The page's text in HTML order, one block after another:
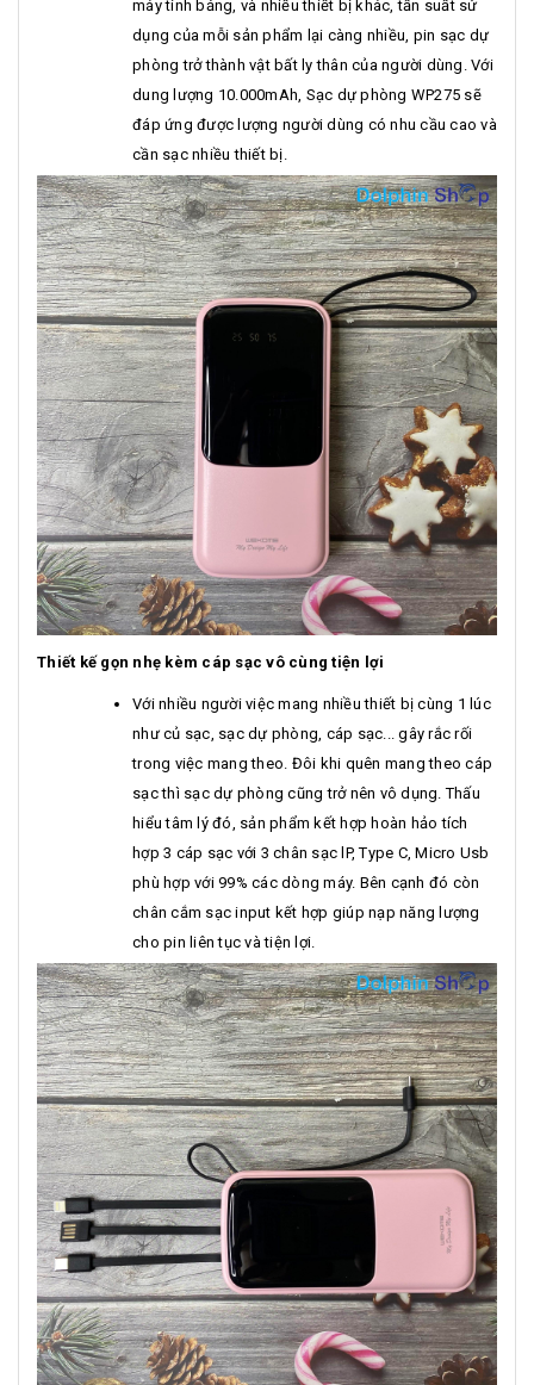
máy tính bảng, và nhiều thiết bị khác, tần suất sử
dụng của mỗi sản phẩm lại càng nhiều, pin sạc dự
phòng trở thành vật bất ly thân của người dùng. Với
dung lượng 10.000mAh, Sạc dự phòng WP275 sẽ
đáp ứng được lượng người dùng có nhu cầu cao và
cần sạc nhiều thiết bị.
Thiết kế gọn nhẹ kèm cáp sạc vô cùng tiện lợi
Với nhiều người việc mang nhiều thiết bị cùng 1 lúc
như củ sạc, sạc dự phòng, cáp sạc... gây rắc rối
trong việc mang theo. Đôi khi quên mang theo cáp
sạc thì sạc dự phòng cũng trở nên vô dụng. Thấu
hiểu tâm lý đó, sản phẩm kết hợp hoàn hảo tích
hợp 3 cáp sạc với 3 chân sạc lP, Type C, Micro Usb
phù hợp với 99% các dòng máy. Bên cạnh đó còn
chân cắm sạc input kết hợp giúp nạp năng lượng
cho pin liên tục và tiện lợi.